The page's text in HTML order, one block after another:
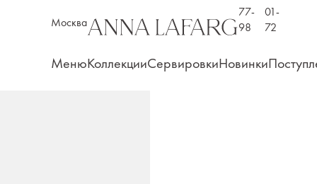
Москва
77-
98
01-
72
МенюКоллекцииСервировкиНовинки